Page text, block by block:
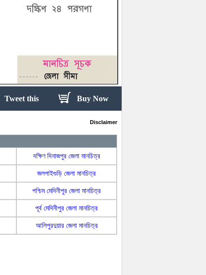
Buy Now
Tweet this
Disclaimer
দক্ষিণ দিনাজপুর জেলা মানচিত্র
জলপাইগুড়ি জেলা মানচিত্র
পশ্চিম মেদিনীপুর জেলা মানচিত্র
পূর্ব মেদিনীপুর জেলা মানচিত্র
আলিপুরদুয়ার জেলা মানচিত্র